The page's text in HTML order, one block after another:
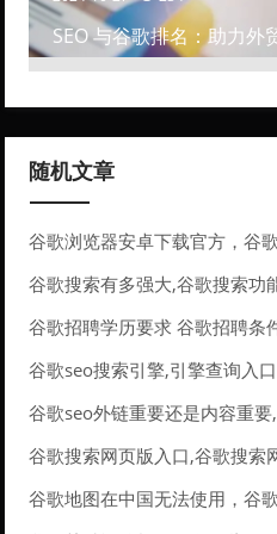
SEO 与谷歌排名：助力外
随机文章
谷歌浏览器安卓下载官方，谷
谷歌搜索有多强大,谷歌搜索功
谷歌招聘学历要求 谷歌招聘条
谷歌seo搜索引擎,引擎查询入口
谷歌seo外链重要还是内容重
义。
谷歌搜索网页版入口,谷歌搜索
谷歌地图在中国无法使用，谷